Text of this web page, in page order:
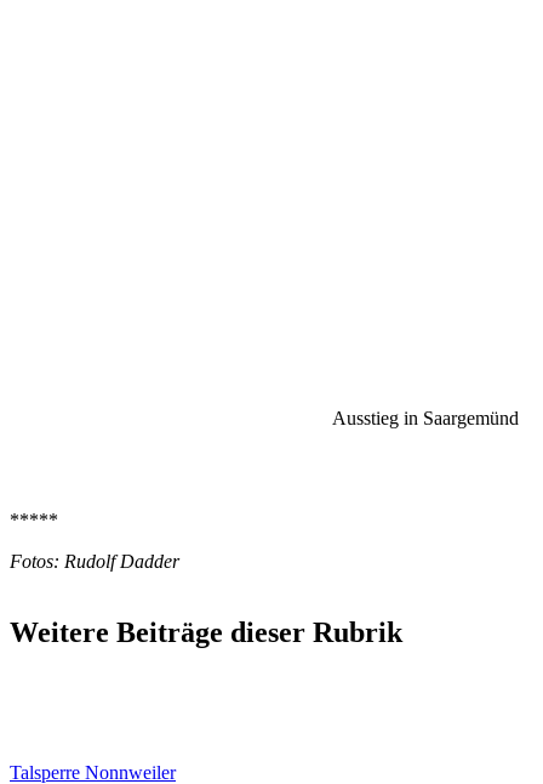
Ausstieg in Saargemünd
*****
Fotos: Rudolf Dadder
Weitere Beiträge dieser Rubrik
Talsperre Nonnweiler